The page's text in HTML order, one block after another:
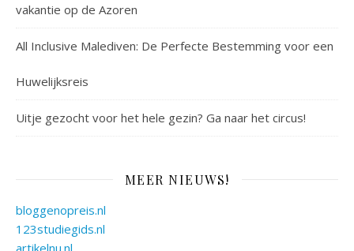
vakantie op de Azoren
All Inclusive Malediven: De Perfecte Bestemming voor een
Huwelijksreis
Uitje gezocht voor het hele gezin? Ga naar het circus!
MEER NIEUWS!
bloggenopreis.nl
123studiegids.nl
artikelnu.nl